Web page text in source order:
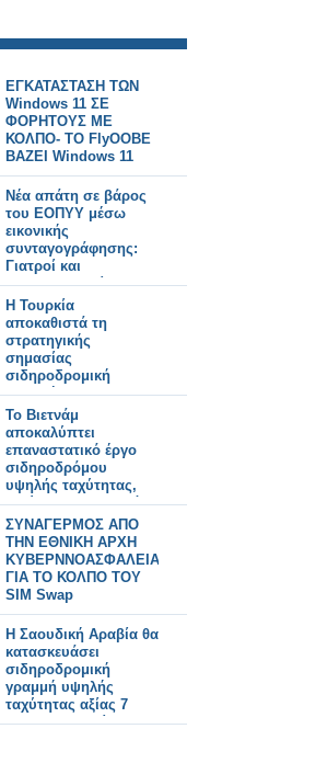
ΕΓΚΑΤΑΣΤΑΣΗ ΤΩΝ
Windows 11 ΣΕ
ΦΟΡΗΤΟΥΣ ΜΕ
ΚΟΛΠΟ- ΤΟ FlyOOBE
ΒΑΖΕΙ Windows 11
25H2
Νέα απάτη σε βάρος
του ΕΟΠΥΥ μέσω
εικονικής
συνταγογράφησης:
Γιατροί και
φαρμακοποιοί στο
κόλπο, άνω των
400.000 ευρώ η ζημιά
Η Τουρκία
αποκαθιστά τη
στρατηγικής
σημασίας
σιδηροδρομική
γραμμή 350
χιλιομέτρων που θα
συνδέει τον Περσικό
Κόλπο με την
Ευρώπη.
Το Βιετνάμ
αποκαλύπτει
επαναστατικό έργο
σιδηροδρόμου
υψηλής ταχύτητας,
μειώνοντας τον χρόνο
ταξιδιού από το Ανόι
στον κόλπο Χαλόνγκ
σε μόλις 30 λεπτά!
ΣΥΝΑΓΕΡΜΟΣ ΑΠΟ
ΤΗΝ ΕΘΝΙΚΗ ΑΡΧΗ
ΚΥΒΕΡΝΝΟΑΣΦΑΛΕΙΑΣ
ΓΙΑ ΤΟ ΚΟΛΠΟ ΤΟΥ
SIM Swap
Η Σαουδική Αραβία θα
κατασκευάσει
σιδηροδρομική
γραμμή υψηλής
ταχύτητας αξίας 7
δισεκατομμυρίων